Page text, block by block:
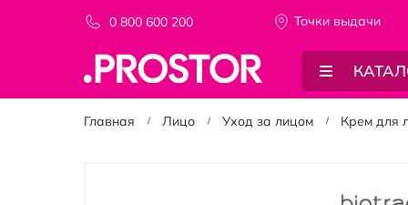
0 800 600 200 Точки выдачи
Главная Лицо Уход за лицом Крем для